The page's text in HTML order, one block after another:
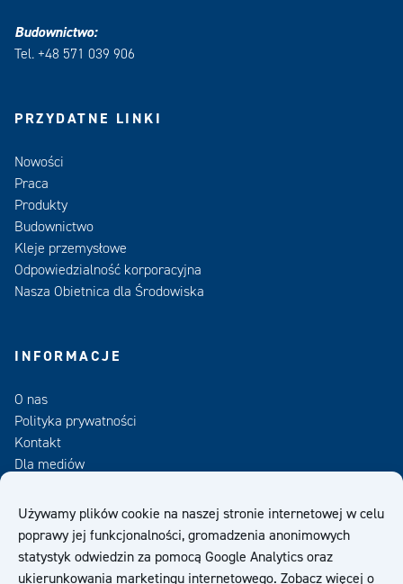
Używamy plików cookie na naszej stronie internetowej w celu
poprawy jej funkcjonalności, gromadzenia anonimowych
statystyk odwiedzin za pomocą Google Analytics oraz
ukierunkowania marketingu internetowego. Zobacz więcej o
Budownictwo:
Tel. +48 571 039 906
PRZYDATNE LINKI
Nowości
Praca
Produkty
Budownictwo
Kleje przemysłowe
Odpowiedzialność korporacyjna
Nasza Obietnica dla Środowiska
INFORMACJE
O nas
Polityka prywatności
Kontakt
Dla mediów
Zamów Newsletter
OWS